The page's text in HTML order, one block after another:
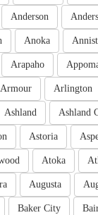
Anderson
Anoka
Arapaho
Arlington
Armour
Ashland
Ashland
Astoria
Atoka
Augusta
Baker City